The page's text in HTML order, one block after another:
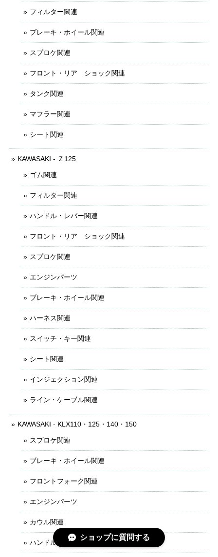
フィルター関連
ブレーキ・ホイール関連
スプロケ関連
フロント・リア ショック関連
タンク関連
マフラー関連
シート関連
KAWASAKI - Ｚ125
ゴム関連
フィルター関連
ハンドル・レバー関連
フロント・リア ショック関連
スプロケ関連
エンジンパーツ
ブレーキ・ホイール関連
ハーネス関連
スイッチ・キー関連
シート関連
インジェクション関連
ライン・ケーブル関連
KAWASAKI - KLX110・125・140・150
スプロケ関連
ブレーキ・ホイール関連
フロントフォーク関連
エンジンパーツ
カウル関連
ハンドル・レバー関連
ショップに質問する